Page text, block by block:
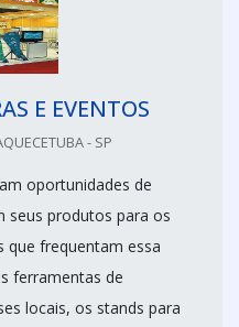
E EVENTOS
- SP
oportunidades de
seus produtos para os
que frequentam essa
ferramentas de
locais, os stands para